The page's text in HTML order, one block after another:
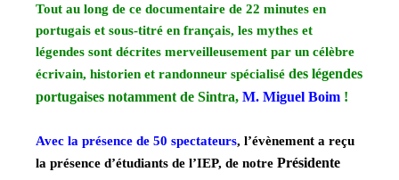
Tout au long de ce documentaire de 22 minutes en
portugais et sous-titré en français, les mythes et
légendes sont décrites merveilleusement par un célèbre
écrivain, historien et randonneur spécialisé des légendes
portugaises notamment de Sintra, M. Miguel Boim !
Avec la présence de 50 spectateurs, l’évènement a reçu
la présence d’étudiants de l’IEP, de notre Présidente